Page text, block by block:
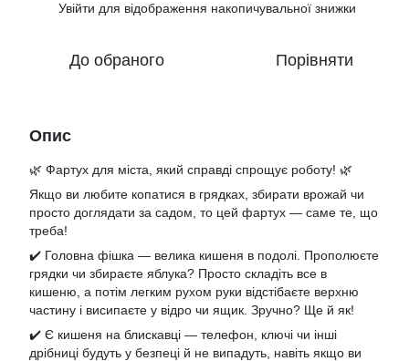
Увійти для відображення накопичувальної знижки
До обраного Порівняти
Опис
🌿 Фартух для міста, який справді спрощує роботу! 🌿
Якщо ви любите копатися в грядках, збирати врожай чи
просто доглядати за садом, то цей фартух — саме те, що
треба!
✔️ Головна фішка — велика кишеня в подолі. Прополюєте
грядки чи збираєте яблука? Просто складіть все в
кишеню, а потім легким рухом руки відстібаєте верхню
частину і висипаєте у відро чи ящик. Зручно? Ще й як!
✔️ Є кишеня на блискавці — телефон, ключі чи інші
дрібниці будуть у безпеці й не випадуть, навіть якщо ви